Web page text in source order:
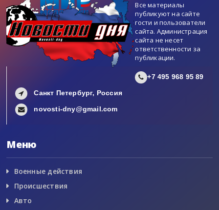
Все материалы
публикуют на сайте
гости и пользователи
сайта. Администрация
сайта не несет
ответственности за
публикации.
+7 495 968 95 89
Санкт Петербург, Россия
novosti-dny@gmail.com
Меню
Военные действия
Происшествия
Авто